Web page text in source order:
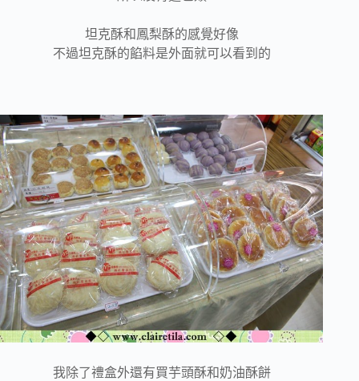
坦克酥和鳳梨酥的感覺好像
不過坦克酥的餡料是外面就可以看到的
我除了禮盒外還有買芋頭酥和奶油酥餅